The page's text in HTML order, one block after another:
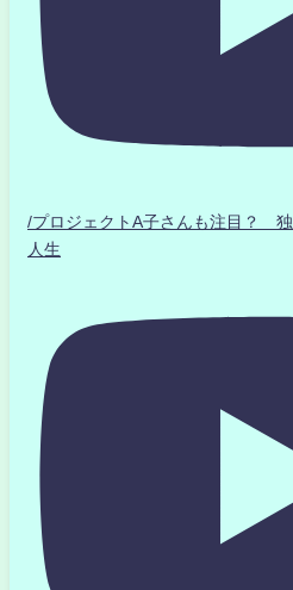
/プロジェクトA子さんも注目？
人生